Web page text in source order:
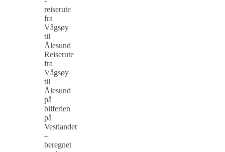
Reiserute
fra
Vågsøy
til
Ålesund
på
bilferien
på
Vestlandet
–
beregnet